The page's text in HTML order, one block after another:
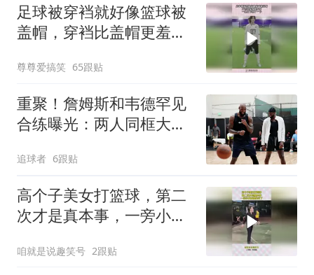
足球被穿裆就好像篮球被
盖帽，穿裆比盖帽更羞
尊尊爱搞笑 65跟贴
重聚！詹姆斯和韦德罕见
合练曝光：两人同框大笑
追球者 6跟贴
高个子美女打篮球，第二
次才是真本事，一旁小伙
咱就是说趣笑号 2跟贴